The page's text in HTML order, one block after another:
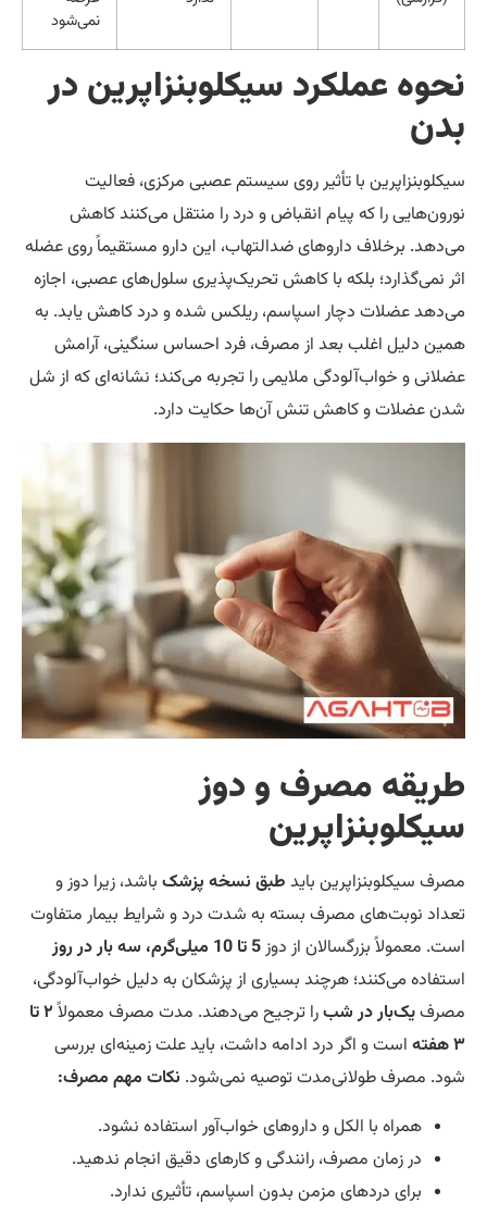
عملکرد سیکلوبنزاپرین در
با تأثیر روی سیستم عصبی مرکزی، فعالیت
را که پیام انقباض و درد را منتقل می‌کنند کاهش
برخلاف داروهای ضدالتهاب، این دارو مستقیماً روی عضله
بلکه با کاهش تحریک‌پذیری سلول‌های عصبی، اجازه
عضلات دچار اسپاسم، ریلکس شده و درد کاهش یابد. به
اغلب بعد از مصرف، فرد احساس سنگینی، آرامش
و خواب‌آلودگی ملایمی را تجربه می‌کند؛ نشانه‌ای که از شل
و کاهش تنش آن‌ها حکایت دارد.
مصرف و دوز
بایدطبق نسخه پزشکباشد، زیرا دوز و
نوبت‌های مصرف بسته به شدت درد و شرایط بیمار متفاوت
بزرگسالان از دوز5 تا 10 میلی‌گرم، سه بار در روز
می‌کنند؛ هرچند بسیاری از پزشکان به دلیل خواب‌آلودگی،
یک‌بار در شبرا ترجیح می‌دهند. مدت مصرف معمولاً ۲ تا
است و اگر درد ادامه داشت، باید علت زمینه‌ای بررسی
طولانی‌مدت توصیه نمی‌شود.نکات مهم مصرف:
همراه با الکل و داروهای خواب‌آور استفاده نشود.
در زمان مصرف، رانندگی و کارهای دقیق انجام ندهید.
برای دردهای مزمن بدون اسپاسم، تأثیری ندارد.